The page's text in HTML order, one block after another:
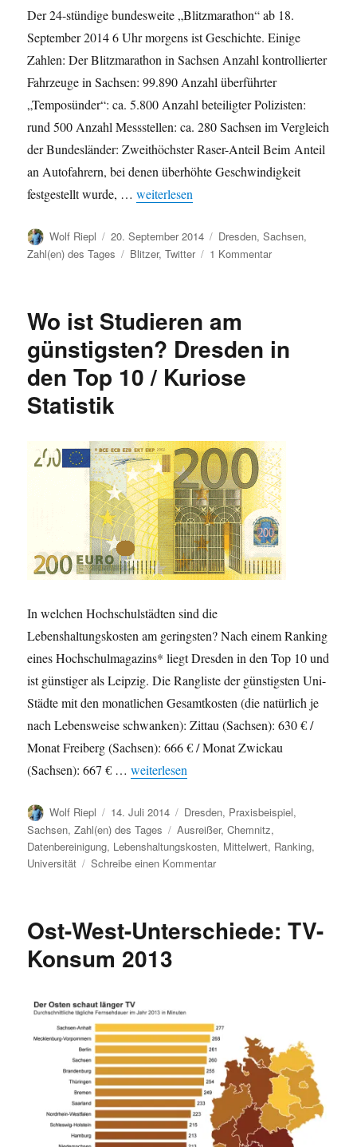
Der 24-stündige bundesweite „Blitzmarathon“ ab 18.
September 2014 6 Uhr morgens ist Geschichte. Einige
Zahlen: Der Blitzmarathon in Sachsen Anzahl kontrollierter
Fahrzeuge in Sachsen: 99.890 Anzahl überführter
„Temposünder“: ca. 5.800 Anzahl beteiligter Polizisten:
rund 500 Anzahl Messstellen: ca. 280 Sachsen im Vergleich
der Bundesländer: Zweithöchster Raser-Anteil Beim Anteil
an Autofahrern, bei denen überhöhte Geschwindigkeit
festgestellt wurde, …„Blitzmarathon: Zahlen zu Dresden und
weiterlesen
Autor
Wolf Riepl
Veröffentlicht
am
20. September 2014 Kategorien
Dresden,Sachsen,
Zahl(en) des Tages
Schlagwörter
Blitzer,Twitter 1 Kommentarzu
Sachsen
Wo ist Studieren am
günstigsten? Dresden in
den Top 10 / Kuriose
Statistik
In welchen Hochschulstädten sind die
Lebenshaltungskosten am geringsten? Nach einem Ranking
eines Hochschulmagazins* liegt Dresden in den Top 10 und
ist günstiger als Leipzig. Die Rangliste der günstigsten Uni-
Städte mit den monatlichen Gesamtkosten (die natürlich je
nach Lebensweise schwanken): Zittau (Sachsen): 630 € /
Monat Freiberg (Sachsen): 666 € / Monat Zwickau
(Sachsen): 667 € …„Wo ist Studieren am günstigsten?
weiterlesen
Autor
Wolf Riepl
Veröffentlicht
am
14. Juli 2014 Kategorien
Dresden, Praxisbeispiel,
Sachsen,Zahl(en) des Tages Schlagwörter
Ausreißer,Chemnitz,
Datenbereinigung, Lebenshaltungskosten, Mittelwert, Ranking,
Universität
Schreibe einen Kommentarzu
am
10
/
Kuriose
Statistik
Ost-West-Unterschiede: TV-
Konsum 2013